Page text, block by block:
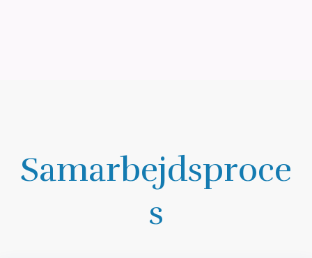
Samarbejdsproce
s